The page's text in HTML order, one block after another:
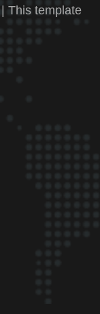
This template